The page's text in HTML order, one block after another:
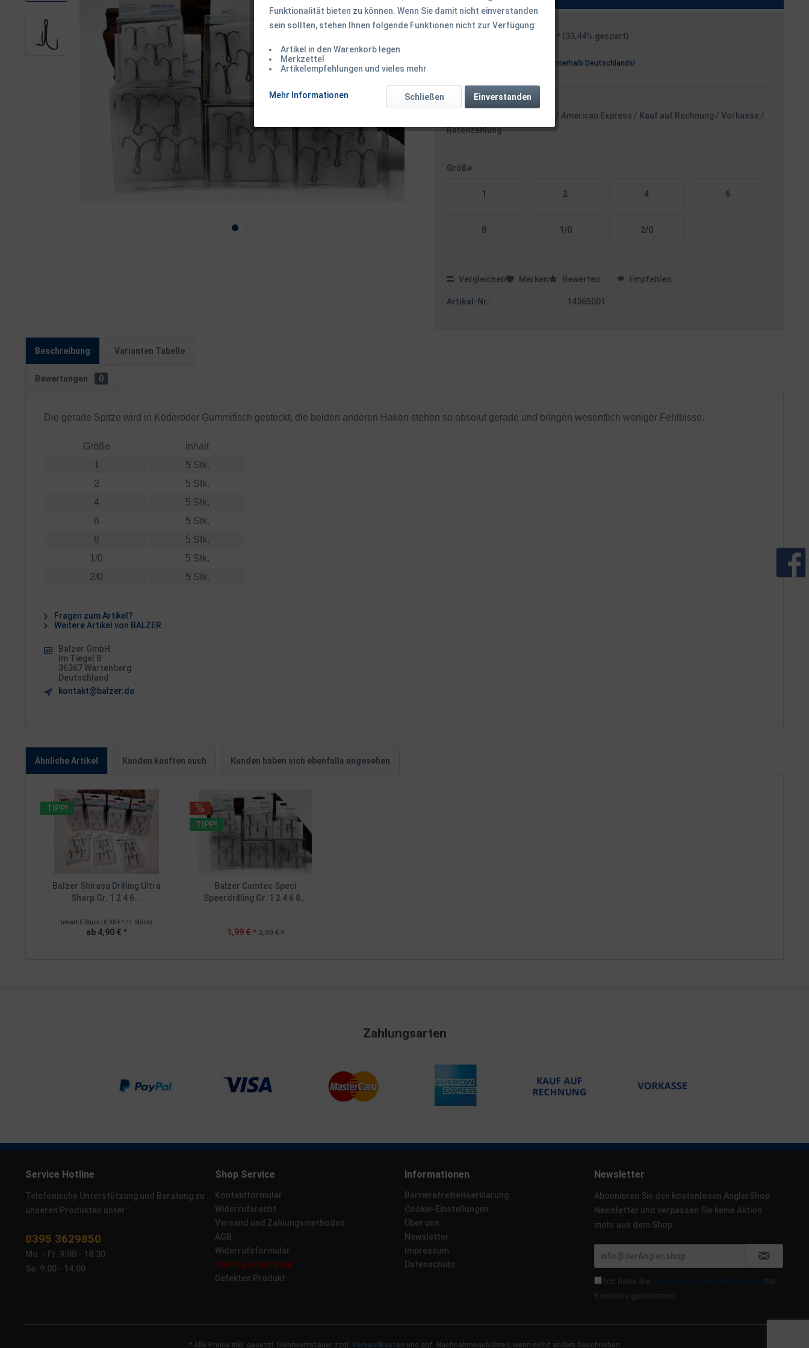
1,99 € * 2,99 € * (33,44% gespart)
innerhalb Deutschlands!
Paypal / VISA / Mastercard / American Express / Kauf auf Rechnung / Vorkasse /
Ratenzahlung
Größe
1 2 4 6
8 1/0 2/0
Vergleichen Merken Bewerten Empfehlen
Artikel-Nr.: 14365001
Beschreibung Varianten Tabelle
Bewertungen 0
Die gerade Spitze wird in Köderoder Gummifisch gesteckt, die beiden anderen Haken stehen so absolut gerade und bringen wesentlich weniger Fehlbisse.
Größe
Inhalt
1
5 Stk.
2
5 Stk.
4
5 Stk.
6
5 Stk.
8
5 Stk.
1/0
5 Stk.
2/0
5 Stk.
Fragen zum Artikel?
Weitere Artikel von BALZER
Balzer GmbH
Im Tiegel 8
36367 Wartenberg
Deutschland
kontakt@balzer.de
Ähnliche Artikel Kunden kauften auch Kunden haben sich ebenfalls angesehen
TIPP!
Balzer Shirasu Drilling Ultra
Sharp Gr. 1 2 4 6...
Inhalt 5 Stück (0,98 € * / 1 Stück)
ab 4,90 € *
TIPP!
Balzer Camtec Speci
Speerdrilling Gr. 1 2 4 6 8...
1,99 € * 2,99 € *
Zahlungsarten
Service Hotline
Telefonische Unterstützung und Beratung zu
unseren Produkten unter:
0395 3629850
Mo. - Fr. 9:00 - 18:30
Sa. 9:00 - 14:00
Shop Service
Kontaktformular
Widerrufsrecht
Versand und Zahlungsmethoden
AGB
Widerrufsformular
Vertrag widerrufen
Defektes Produkt
Informationen
Barrierefreiheitserklärung
Cookie-Einstellungen
Über uns
Newsletter
Impressum
Datenschutz
Newsletter
Abonnieren Sie den kostenlosen AnglerShop
Newsletter und verpassen Sie keine Aktion
mehr aus dem Shop.
Ich habe die Datenschutzbestimmungen zur
Kenntnis genommen.
* Alle Preise inkl. gesetzl. Mehrwertsteuer zzgl. Versandkosten und ggf. Nachnahmegebühren, wenn nicht anders beschrieben
Funktionalität bieten zu können. Wenn Sie damit nicht einverstanden
sein sollten, stehen Ihnen folgende Funktionen nicht zur Verfügung:
Artikel in den Warenkorb legen
Merkzettel
Artikelempfehlungen und vieles mehr
Mehr Informationen Einverstanden
Schließen